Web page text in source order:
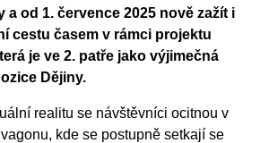
a od 1. července 2025 nově zažít i
cestu časem v rámci projektu
je ve 2. patře jako výjimečná
Dějiny.
realitu se návštěvníci ocitnou v
kde se postupně setkají se